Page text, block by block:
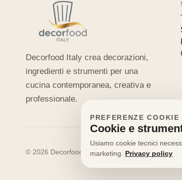
Decorfood Italy crea decorazioni,
ingredienti e strumenti per una
cucina contemporanea, creativa e
professionale.
© 2026 Decorfood Italy. Tutti i diritti riservati.
PREFERENZE COOKIE
Cookie e
Usiamo cookie tecnici
marketing. Privacy policy